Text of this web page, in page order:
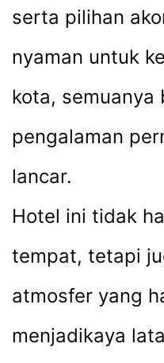
serta pilihan
nyaman untuk
kota, semuanya
pengalaman
lancar.
Hotel ini tidak
tempat, tetapi
atmosfer yang
menjadikaya